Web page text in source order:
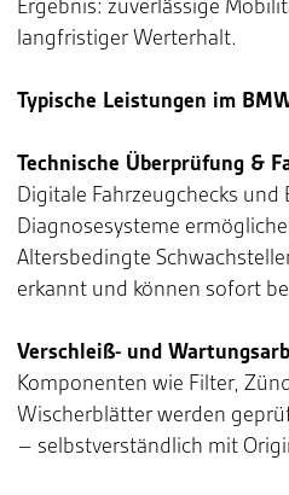
langfristiger Werterhalt.
Typische Leistungen im
Technische Überprüfung &
Digitale Fahrzeugchecks und
Diagnosesysteme
Altersbedingte
erkannt und können sofort
Verschleiß- und
Komponenten wie Filter,
Wischerblätter werden
– selbstverständlich mit